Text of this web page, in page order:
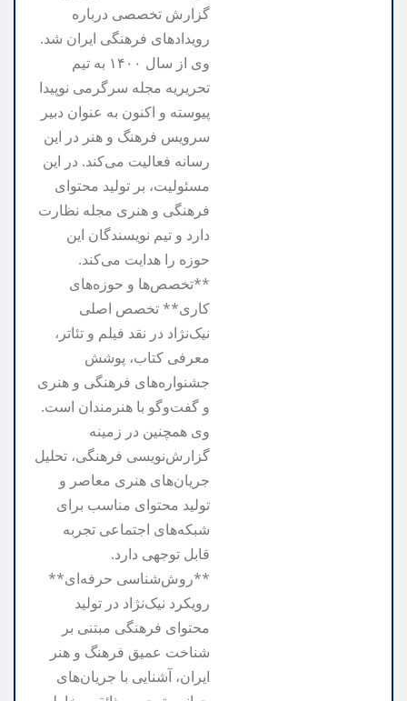
گزارش تخصصی درباره
رویدادهای فرهنگی ایران شد.
وی از سال ۱۴۰۰ به تیم
تحریریه مجله سرگرمی نوپیدا
پیوسته و اکنون به عنوان دبیر
سرویس فرهنگ و هنر در این
رسانه فعالیت می‌کند. در این
مسئولیت، بر تولید محتوای
فرهنگی و هنری مجله نظارت
دارد و تیم نویسندگان این
حوزه را هدایت می‌کند.
**تخصص‌ها و حوزه‌های
کاری** تخصص اصلی
نیک‌نژاد در نقد فیلم و تئاتر،
معرفی کتاب، پوشش
جشنواره‌های فرهنگی و هنری
و گفت‌وگو با هنرمندان است.
وی همچنین در زمینه
گزارش‌نویسی فرهنگی، تحلیل
جریان‌های هنری معاصر و
تولید محتوای مناسب برای
شبکه‌های اجتماعی تجربه
قابل توجهی دارد.
**روش‌شناسی حرفه‌ای**
رویکرد نیک‌نژاد در تولید
محتوای فرهنگی مبتنی بر
شناخت عمیق فرهنگ و هنر
ایران، آشنایی با جریان‌های